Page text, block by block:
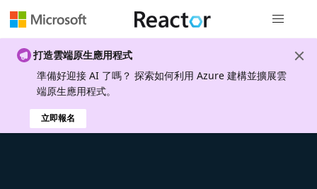
打造雲端原生應用程式
準備好迎接 AI 了嗎？ 探索如何利用 Azure 建構並擴展雲
端原生應用程式。
立即報名